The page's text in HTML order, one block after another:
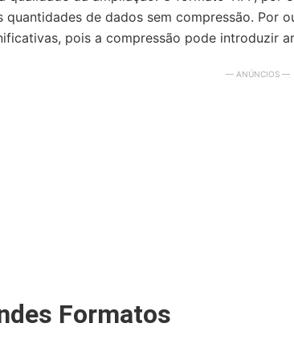
quantidades de dados sem compressão.
pois a compressão pode introduzir
— ANÚNCIOS —
Formatos